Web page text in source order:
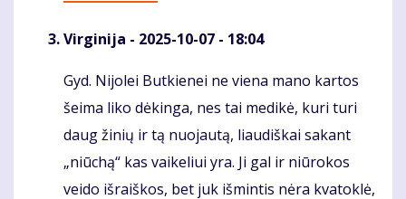
Virginija - 2025-10-07 - 18:04
Komentaras
Gyd. Nijolei Butkienei ne viena mano kartos
šeima liko dėkinga, nes tai medikė, kuri turi
daug žinių ir tą nuojautą, liaudiškai sakant
„niūchą“ kas vaikeliui yra. Ji gal ir niūrokos
veido išraiškos, bet juk išmintis nėra kvatoklė,